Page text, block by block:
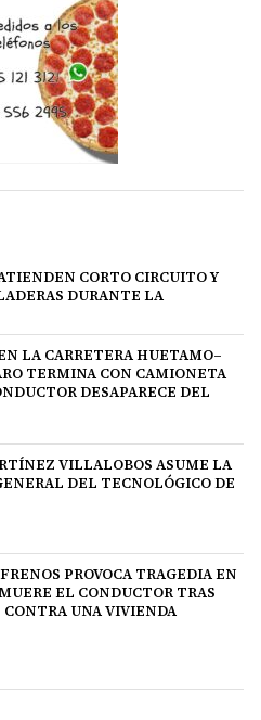
CORTO CIRCUITO Y
DURANTE LA
LA CARRETERA HUETAMO–
TERMINA CON CAMIONETA
DESAPARECE DEL
VILLALOBOS ASUME LA
DEL TECNOLÓGICO DE
PROVOCA TRAGEDIA EN
EL CONDUCTOR TRAS
CONTRA UNA VIVIENDA